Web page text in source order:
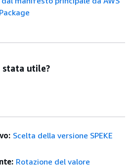
stata utile?
Scelta della versione SPEKE
Rotazione del valore